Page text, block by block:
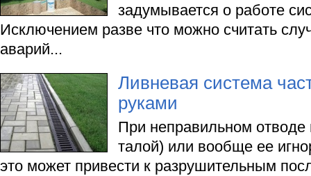
задумывается о работе
Исключением разве что можно считать
аварий...
Ливневая система
руками
При неправильном
талой) или вообще ее
это может привести к разрушительным